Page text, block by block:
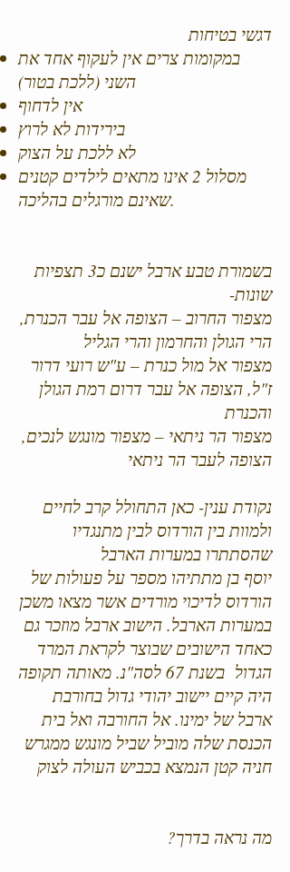
דגשי בטיחות
במקומות צרים אין לעקוף אחד את
אין לדחוף
מסלול 2 אינו מתאים לילדים קטנים
שאינם מורגלים בהליכה.
בשמורת טבע ארבל ישנם כ3 תצפיות
שונות-
מצפור החרוב – הצופה אל עבר הכנרת,
הרי הגולן והחרמון והרי הגליל
מצפור אל מול כנרת – ע"ש רועי דרור
ז"ל, הצופה אל עבר דרום רמת הגולן
והכנרת
מצפור הר ניתאי – מצפור מונגש לנכים,
הצופה לעבר הר ניתאי
נקודת ענין- כאן התחולל קרב לחיים
ולמוות בין הורדוס לבין מתנגדיו
שהסתתרו במערות הארבל
יוסף בן מתתיהו מספר על פעולות של
הורדוס לדיכוי מורדים אשר מצאו משכן
במערות הארבל. הישוב ארבל מוזכר גם
כאחד הישובים שבוצר לקראת המרד
הגדול בשנת 67 לסה"נ. מאותה תקופה
היה קיים יישוב יהודי גדול בחורבת
ארבל של ימינו. אל החורבה ואל בית
הכנסת שלה מוביל שביל מונגש ממגרש
חניה קטן הנמצא בכביש העולה לצוק
מה נראה בדרך?